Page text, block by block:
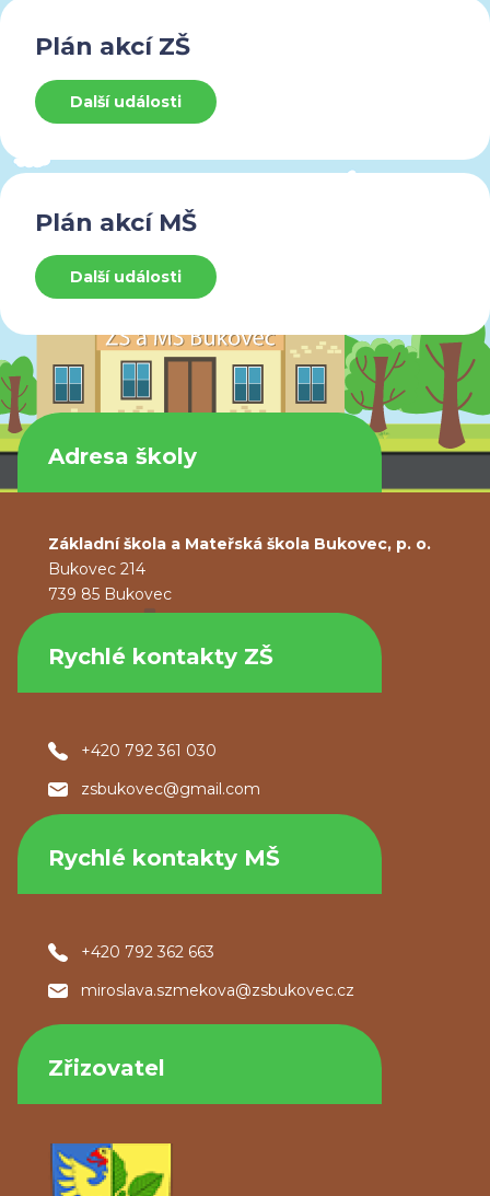
Plán akcí ZŠ
Další události
Plán akcí MŠ
Další události
Adresa školy
Základní škola a Mateřská škola Bukovec, p. o.
Bukovec 214
739 85 Bukovec
Rychlé kontakty ZŠ
+420 792 361 030
zsbukovec@gmail.com
Rychlé kontakty MŠ
+420 792 362 663
miroslava.szmekova@zsbukovec.cz
Zřizovatel